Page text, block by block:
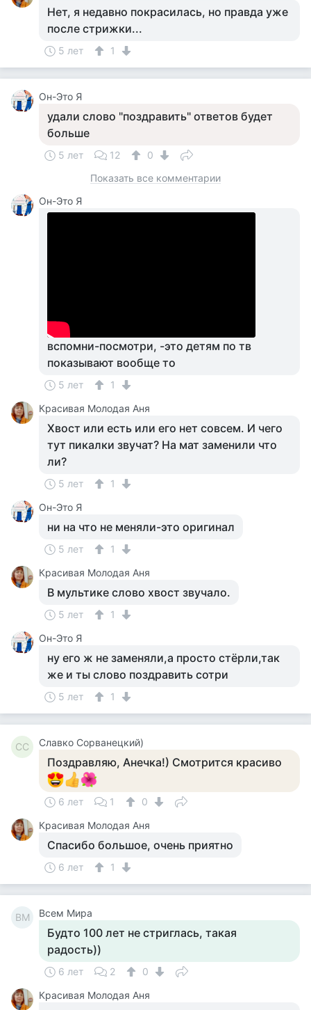
Нет, я недавно покрасилась, но правда уже
после стрижки...
5 лет 1
Он-Это Я
удали слово "поздравить" ответов будет
больше
5 лет 12
0
Показать все комментарии
Он-Это Я
вспомни-посмотри, -это детям по тв
показывают вообще то
5 лет
1
Красивая Молодая Аня
Хвост или есть или его нет совсем. И чего
тут пикалки звучат? На мат заменили что
ли?
5 лет
1
Он-Это Я
ни на что не меняли-это оригинал
5 лет
1
Красивая Молодая Аня
В мультике слово хвост звучало.
5 лет
1
Он-Это Я
ну его ж не заменяли,а просто стёрли,так
же и ты слово поздравить сотри
5 лет 1
СС Славко Сорванецкий)
Поздравляю, Анечка!) Смотрится красиво
6 лет 1
0
Красивая Молодая Аня
Спасибо большое, очень приятно
6 лет 1
ВМ Всем Мира
Будто 100 лет не стриглась, такая
радость))
6 лет 2
0
Красивая Молодая Аня